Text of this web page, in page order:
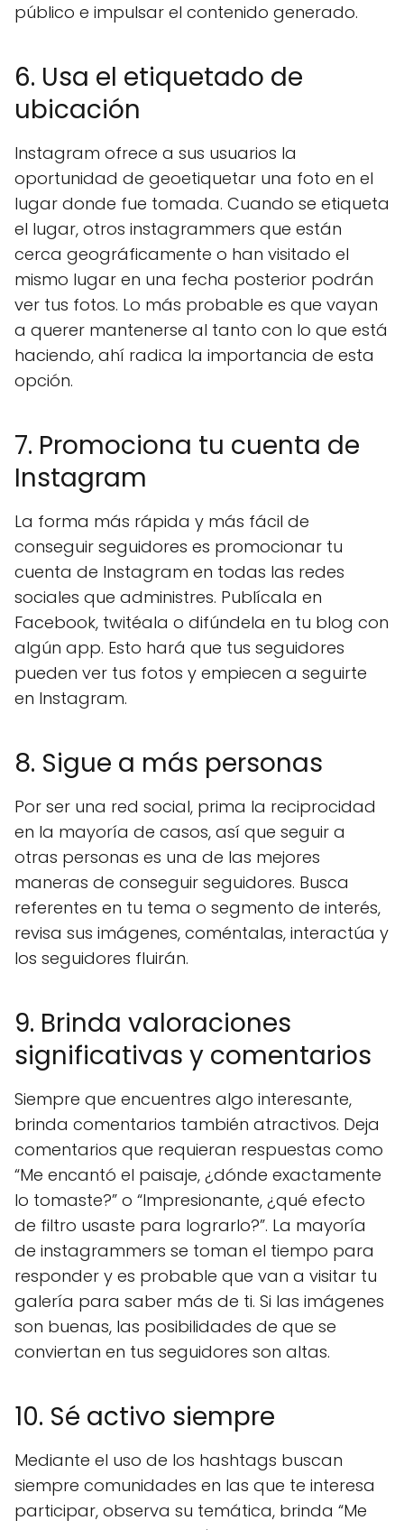
público e impulsar el contenido generado.
6. Usa el etiquetado de
ubicación
Instagram ofrece a sus usuarios la
oportunidad de geoetiquetar una foto en el
lugar donde fue tomada. Cuando se etiqueta
el lugar, otros instagrammers que están
cerca geográficamente o han visitado el
mismo lugar en una fecha posterior podrán
ver tus fotos. Lo más probable es que vayan
a querer mantenerse al tanto con lo que está
haciendo, ahí radica la importancia de esta
opción.
7. Promociona tu cuenta de
Instagram
La forma más rápida y más fácil de
conseguir seguidores es promocionar tu
cuenta de Instagram en todas las redes
sociales que administres. Publícala en
Facebook, twitéala o difúndela en tu blog con
algún app. Esto hará que tus seguidores
pueden ver tus fotos y empiecen a seguirte
en Instagram.
8. Sigue a más personas
Por ser una red social, prima la reciprocidad
en la mayoría de casos, así que seguir a
otras personas es una de las mejores
maneras de conseguir seguidores. Busca
referentes en tu tema o segmento de interés,
revisa sus imágenes, coméntalas, interactúa y
los seguidores fluirán.
9. Brinda valoraciones
significativas y comentarios
Siempre que encuentres algo interesante,
brinda comentarios también atractivos. Deja
comentarios que requieran respuestas como
“Me encantó el paisaje, ¿dónde exactamente
lo tomaste?” o “Impresionante, ¿qué efecto
de filtro usaste para lograrlo?”. La mayoría
de instagrammers se toman el tiempo para
responder y es probable que van a visitar tu
galería para saber más de ti. Si las imágenes
son buenas, las posibilidades de que se
conviertan en tus seguidores son altas.
10. Sé activo siempre
Mediante el uso de los hashtags buscan
siempre comunidades en las que te interesa
participar, observa su temática, brinda “Me